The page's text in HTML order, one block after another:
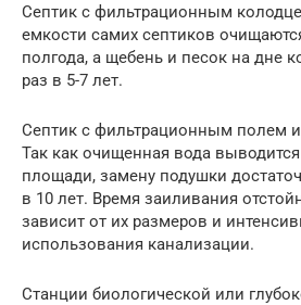
Септик с фильтрационным
емкости самих септиков
полгода, а щебень и песок на дне
раз в 5-7 лет.
Септик с фильтрационным полем
Так как очищенная вода
площади, замену подушки
в 10 лет. Время заиливания
зависит от их размеров и
использования канализации.
Станции биологической или